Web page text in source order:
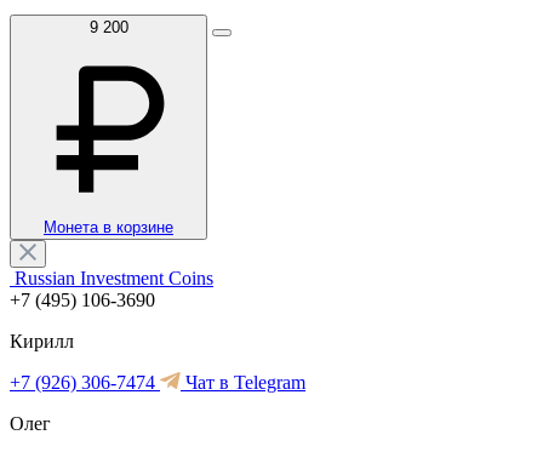
9 200
Монета в корзине
Russian Investment Coins
+7 (495) 106-3690
Кирилл
+7 (926) 306-7474
Чат в Telegram
Олег